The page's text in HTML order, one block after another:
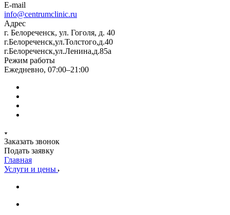
E-mail
info@centrumclinic.ru
Адрес
г. Белореченск, ул. Гоголя, д. 40
г.Белореченск,ул.Толстого,д.40
г.Белореченск,ул.Ленина,д.85а
Режим работы
Ежедневно, 07:00–21:00
Заказать звонок
Подать заявку
Главная
Услуги и цены